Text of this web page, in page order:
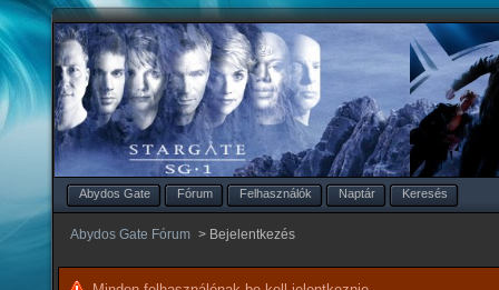
Abydos Gate Fórum Felhasználók Naptár Keresés
Abydos Gate Fórum > Bejelentkezés